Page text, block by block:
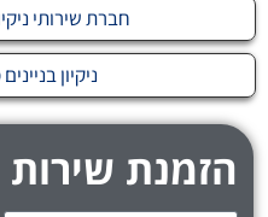
חברת שירותי
ניקיון בניינים
הזמנת שירות